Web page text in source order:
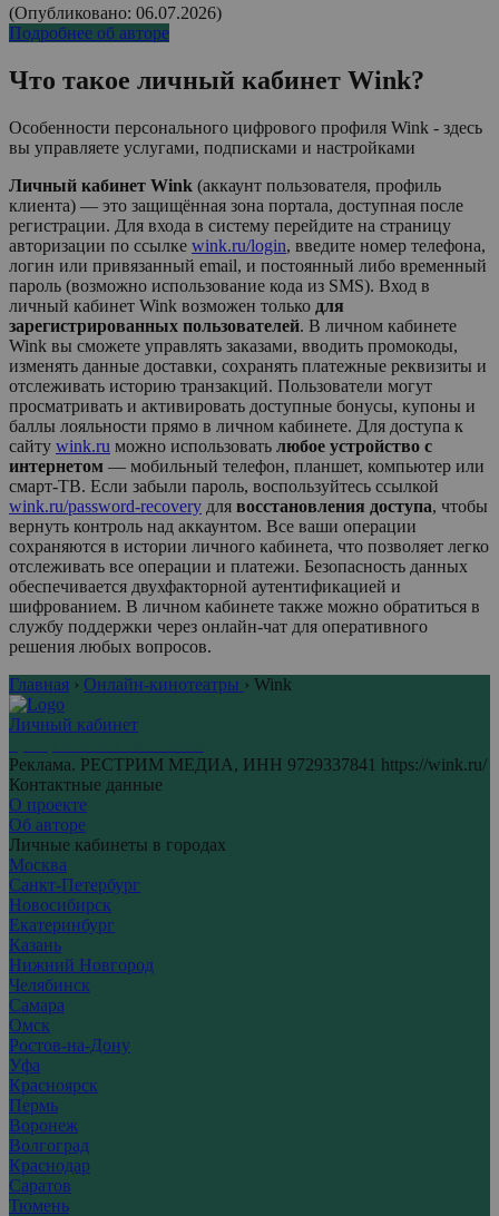
(Опубликовано: 06.07.2026)
Подробнее об авторе
Что такое личный кабинет Wink?
Особенности персонального цифрового профиля Wink - здесь
вы управляете услугами, подписками и настройками
Личный кабинет Wink (аккаунт пользователя, профиль
клиента) — это защищённая зона портала, доступная после
регистрации. Для входа в систему перейдите на страницу
авторизации по ссылке wink.ru/login, введите номер телефона,
логин или привязанный email, и постоянный либо временный
пароль (возможно использование кода из SMS). Вход в
личный кабинет Wink возможен только для
зарегистрированных пользователей. В личном кабинете
Wink вы сможете управлять заказами, вводить промокоды,
изменять данные доставки, сохранять платежные реквизиты и
отслеживать историю транзакций. Пользователи могут
просматривать и активировать доступные бонусы, купоны и
баллы лояльности прямо в личном кабинете. Для доступа к
сайту wink.ru можно использовать любое устройство с
интернетом — мобильный телефон, планшет, компьютер или
смарт-ТВ. Если забыли пароль, воспользуйтесь ссылкой
wink.ru/password-recovery для восстановления доступа, чтобы
вернуть контроль над аккаунтом. Все ваши операции
сохраняются в истории личного кабинета, что позволяет легко
отслеживать все операции и платежи. Безопасность данных
обеспечивается двухфакторной аутентификацией и
шифрованием. В личном кабинете также можно обратиться в
службу поддержки через онлайн-чат для оперативного
решения любых вопросов.
Главная › Онлайн-кинотеатры › Wink
Личный кабинет
Реклама. РЕСТРИМ МЕДИА, ИНН 9729337841 https://wink.ru/
Контактные данные
О проекте
Об авторе
Личные кабинеты в городах
Москва
Санкт-Петербург
Новосибирск
Екатеринбург
Казань
Нижний Новгород
Челябинск
Самара
Омск
Ростов-на-Дону
Уфа
Красноярск
Пермь
Воронеж
Волгоград
Краснодар
Саратов
Тюмень